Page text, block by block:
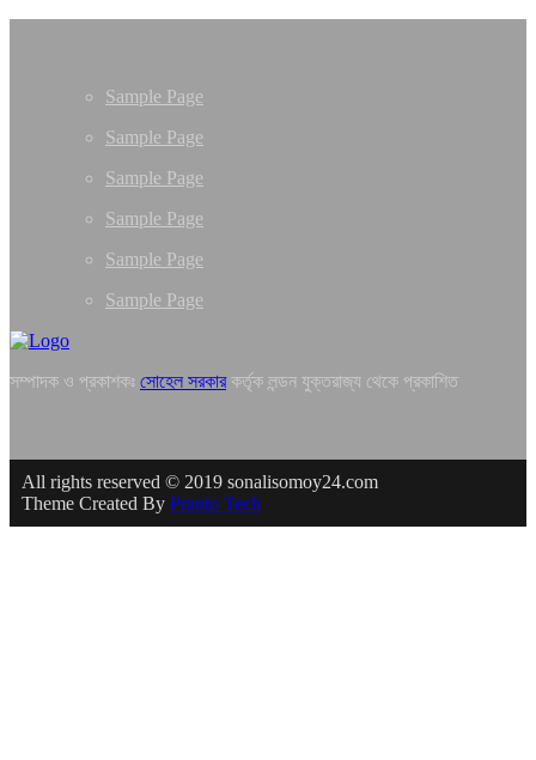
Sample Page
Sample Page
Sample Page
Sample Page
Sample Page
Sample Page
সম্পাদক ও প্রকাশকঃ সোহেল সরকারকর্তৃক লন্ডন যুক্তরাজ্য থেকে প্রকাশিত
All rights reserved © 2019 sonalisomoy24.com
Theme Created By Pranto Tech